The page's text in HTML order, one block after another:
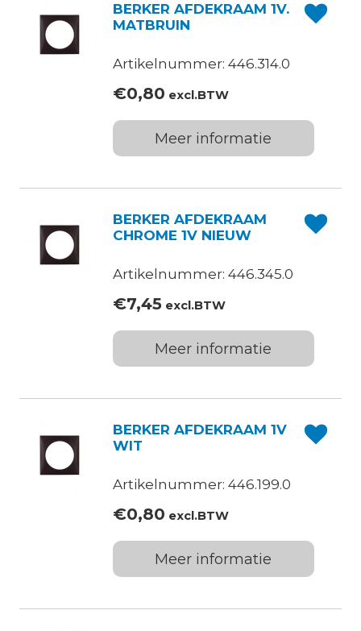
BERKER AFDEKRAAM 1V.
MATBRUIN
Artikelnummer: 446.314.0
€0,80 excl.BTW
Meer informatie
BERKER AFDEKRAAM
CHROME 1V NIEUW
Artikelnummer: 446.345.0
€7,45excl.BTW
Meer informatie
BERKER AFDEKRAAM 1V
WIT
Artikelnummer: 446.199.0
€0,80 excl.BTW
Meer informatie